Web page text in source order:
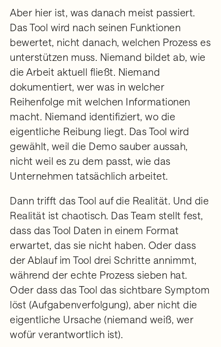
Aber hier ist, was danach meist passiert.
Das Tool wird nach seinen Funktionen
bewertet, nicht danach, welchen Prozess es
unterstützen muss. Niemand bildet ab, wie
die Arbeit aktuell fließt. Niemand
dokumentiert, wer was in welcher
Reihenfolge mit welchen Informationen
macht. Niemand identifiziert, wo die
eigentliche Reibung liegt. Das Tool wird
gewählt, weil die Demo sauber aussah,
nicht weil es zu dem passt, wie das
Unternehmen tatsächlich arbeitet.
Dann trifft das Tool auf die Realität. Und die
Realität ist chaotisch. Das Team stellt fest,
dass das Tool Daten in einem Format
erwartet, das sie nicht haben. Oder dass
der Ablauf im Tool drei Schritte annimmt,
während der echte Prozess sieben hat.
Oder dass das Tool das sichtbare Symptom
löst (Aufgabenverfolgung), aber nicht die
eigentliche Ursache (niemand weiß, wer
wofür verantwortlich ist).